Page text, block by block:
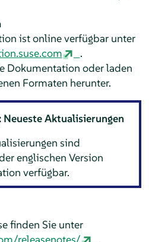
ist online verfügbar unter
.
Dokumentation oder laden
Formaten herunter.
Neueste Aktualisierungen
sind
englischen Version
verfügbar.
finden Sie unter
releasenotes/
.